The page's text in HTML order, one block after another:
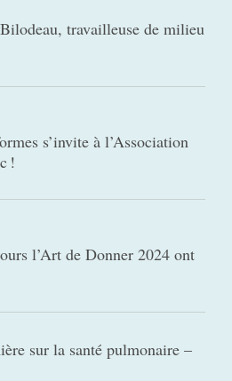
travailleuse de milieu
s’invite à l’Association
!
l’Art de Donner 2024 ont
sur la santé pulmonaire –